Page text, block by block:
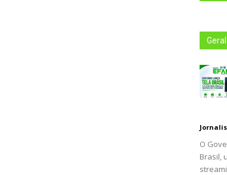
Geral
O
Brasil,